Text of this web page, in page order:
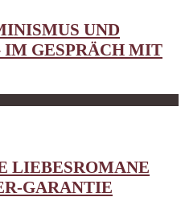
UND
GESPRÄCH MIT
LIEBESROMANE
GARANTIE